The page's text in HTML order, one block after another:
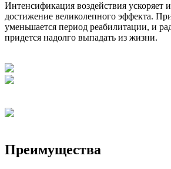
Интенсификация воздействия ускоряет
достижение великолепного эффекта.
уменьшается период реабилитации, и
придется надолго выпадать из жизни.
Преимущества